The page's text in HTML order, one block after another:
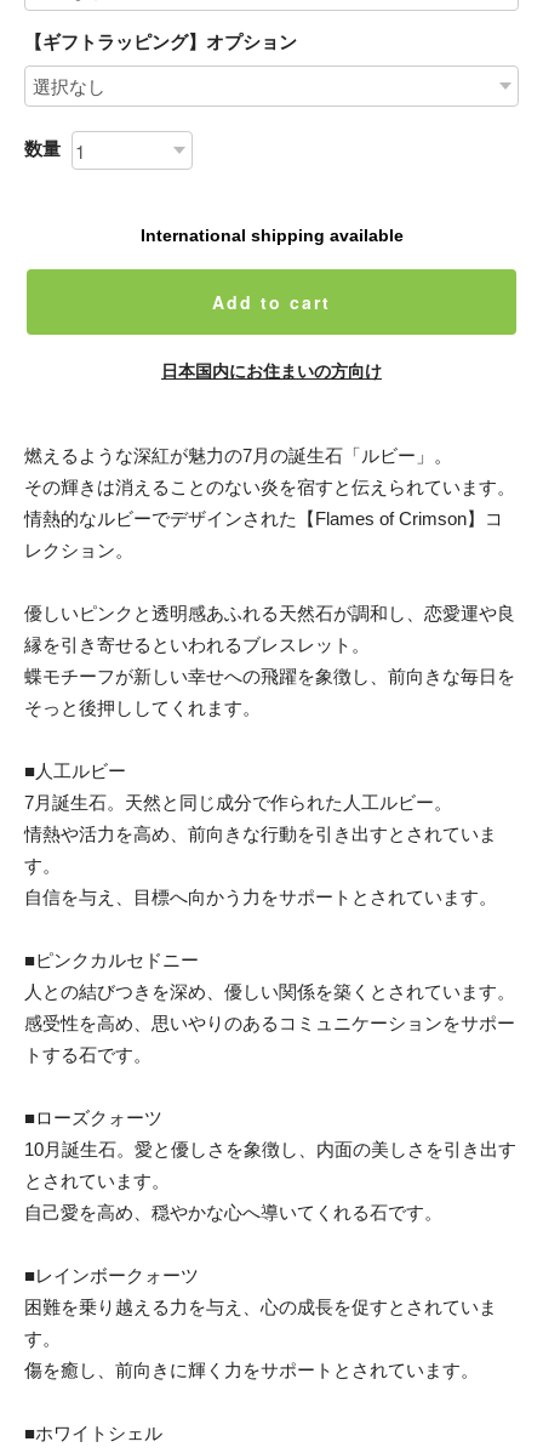
【ギフトラッピング】オプション
数量
International shipping available
Add to cart
日本国内にお住まいの方向け
燃えるような深紅が魅力の7月の誕生石「ルビー」。
その輝きは消えることのない炎を宿すと伝えられています。
情熱的なルビーでデザインされた【Flames of Crimson】コ
レクション。
優しいピンクと透明感あふれる天然石が調和し、恋愛運や良
縁を引き寄せるといわれるブレスレット。
蝶モチーフが新しい幸せへの飛躍を象徴し、前向きな毎日を
そっと後押ししてくれます。
■人工ルビー
7月誕生石。天然と同じ成分で作られた人工ルビー。
情熱や活力を高め、前向きな行動を引き出すとされていま
す。
自信を与え、目標へ向かう力をサポートとされています。
■ピンクカルセドニー
人との結びつきを深め、優しい関係を築くとされています。
感受性を高め、思いやりのあるコミュニケーションをサポー
トする石です。
■ローズクォーツ
10月誕生石。愛と優しさを象徴し、内面の美しさを引き出す
とされています。
自己愛を高め、穏やかな心へ導いてくれる石です。
■レインボークォーツ
困難を乗り越える力を与え、心の成長を促すとされていま
す。
傷を癒し、前向きに輝く力をサポートとされています。
■ホワイトシェル